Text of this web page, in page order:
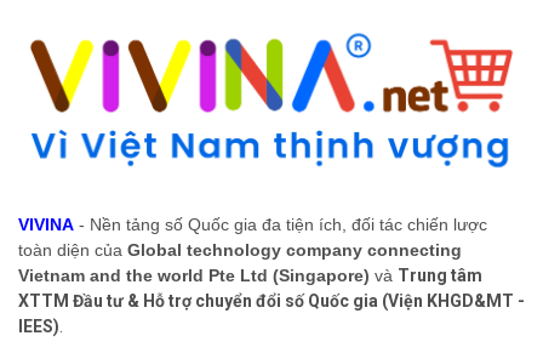
VIVINA - Nền tảng số Quốc gia đa tiện ích, đối tác chiến lược
toàn diện của Global technology company connecting
Vietnam and the world Pte Ltd (Singapore) và Trung tâm
XTTM Đầu tư & Hỗ trợ chuyển đổi số Quốc gia (Viện KHGD&MT -
IEES).